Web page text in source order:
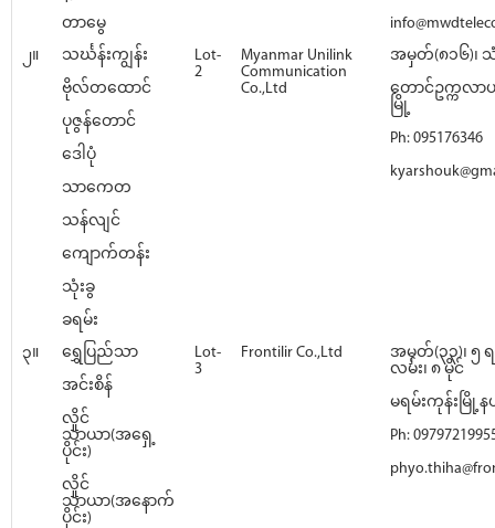
တာမွေ
၂။
သင်္ဃန်းကျွန်း
ဗိုလ်တထောင်
ပုဇွန်တောင်
ဒေါပုံ
သာကေတ
သန်လျင်
ကျောက်တန်း
သုံးခွ
ခရမ်း
Lot-
2
Myanmar Unilink
Communication
Co.,Ltd
အမှတ်(၈၁၆)၊
တောင်ဥက္ကလာ
မြို့
Ph: 095176346
၃။
ရွှေပြည်သာ
အင်းစိန်
လှိုင်
သာယာ(အရှေ့
ပိုင်း)
လှိုင်
သာယာ(အနောက်
ပိုင်း)
Lot-
3
Frontilir Co.,Ltd
အမှတ်(၃၃)၊ ၅
လမ်း၊ ၈ မိုင်
မရမ်းကုန်းမြို့
Ph: